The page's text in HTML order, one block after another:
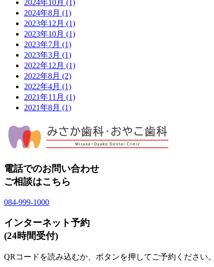
2024年10月 (1)
2024年8月 (1)
2023年12月 (1)
2023年10月 (1)
2023年7月 (1)
2023年3月 (1)
2022年12月 (1)
2022年8月 (2)
2022年4月 (1)
2021年11月 (1)
2021年8月 (1)
電話でのお問い合わせ
ご相談はこちら
084-999-1000
インターネット予約
(24時間受付)
QRコードを読み込むか、ボタンを押してご予約ください。